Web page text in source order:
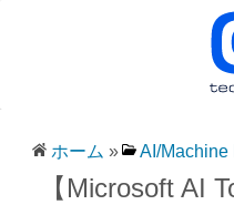
ホーム » AI/Machine
【Microsoft AI